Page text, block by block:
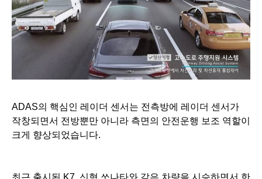
ADAS의 핵심인 레이더 센서는 전측방에 레이더 센서가
작창되면서 전방뿐만 아니라 측면의 안전운행 보조 역할이
크게 향상되었습니다.
최근 출시된 K7, 신형 쏘나타와 같은 차량을 시승하면서 한